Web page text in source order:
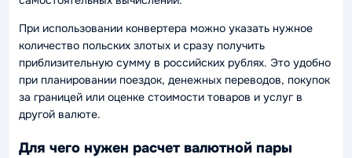
При использовании конвертера можно указать нужное
количество польских злотых и сразу получить
приблизительную сумму в российских рублях. Это удобно
при планировании поездок, денежных переводов, покупок
за границей или оценке стоимости товаров и услуг в
другой валюте.
Для чего нужен расчет валютной пары